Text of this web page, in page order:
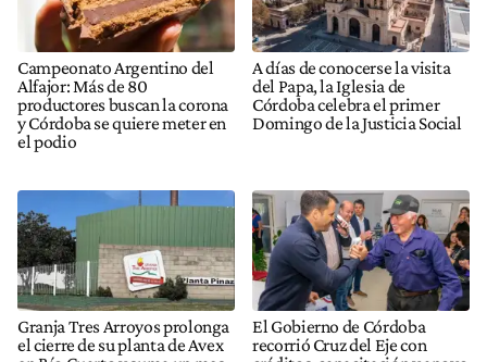
Campeonato Argentino del
Alfajor: Más de 80
productores buscan la corona
y Córdoba se quiere meter en
el podio
A días de conocerse la visita
del Papa, la Iglesia de
Córdoba celebra el primer
Domingo de la Justicia Social
Granja Tres Arroyos prolonga
el cierre de su planta de Avex
El Gobierno de Córdoba
recorrió Cruz del Eje con